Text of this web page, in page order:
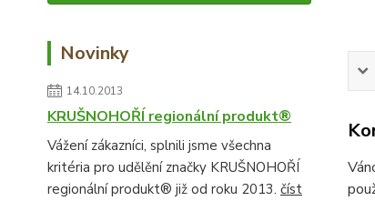
Novinky
14.10.2013
KRUŠNOHOŘÍ regionální produkt®
Vážení zákazníci, splnili jsme všechna
kritéria pro udělění značky KRUŠNOHOŘÍ
regionální produkt® již od roku 2013. číst